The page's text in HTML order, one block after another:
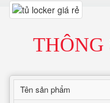
THÔNG
Tên sản phẩm